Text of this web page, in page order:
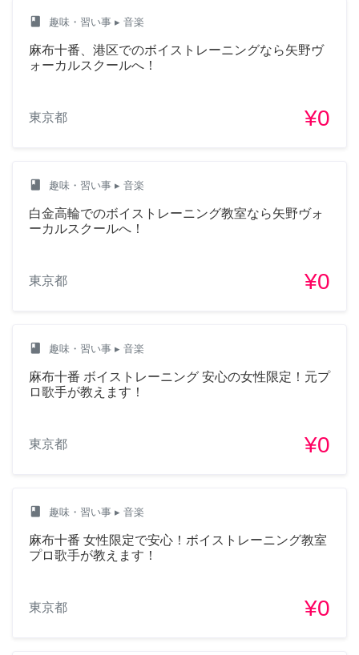
class 趣味・習い事 ▸ 音楽
麻布十番、港区でのボイストレーニングなら矢野ヴ
ォーカルスクールへ！
東京都 ¥0
class 趣味・習い事 ▸ 音楽
白金高輪でのボイストレーニング教室なら矢野ヴォ
ーカルスクールへ！
東京都 ¥0
class 趣味・習い事 ▸ 音楽
麻布十番 ボイストレーニング 安心の女性限定！元プ
ロ歌手が教えます！
東京都 ¥0
class 趣味・習い事 ▸ 音楽
麻布十番 女性限定で安心！ボイストレーニング教室
プロ歌手が教えます！
東京都 ¥0